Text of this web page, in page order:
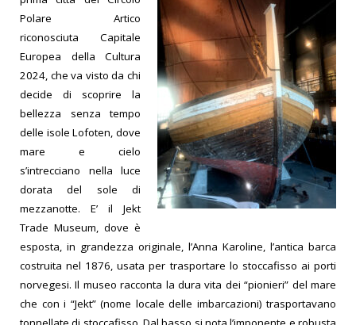
Polare Artico
riconosciuta Capitale
Europea della Cultura
2024, che va visto da chi
decide di scoprire la
bellezza senza tempo
delle isole Lofoten, dove
mare e cielo
s’intrecciano nella luce
dorata del sole di
mezzanotte. E’ il Jekt
Trade Museum, dove è
esposta, in grandezza originale, l’Anna Karoline, l’antica barca
costruita nel 1876, usata per trasportare lo stoccafisso ai porti
norvegesi. Il museo racconta la dura vita dei “pionieri” del mare
che con i “Jekt” (nome locale delle imbarcazioni) trasportavano